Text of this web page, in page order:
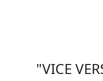
"VICE